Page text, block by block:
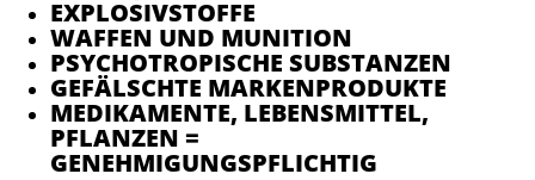
EXPLOSIVSTOFFE
WAFFEN UND MUNITION
PSYCHOTROPISCHE SUBSTANZEN
GEFÄLSCHTE MARKENPRODUKTE
MEDIKAMENTE, LEBENSMITTEL,
PFLANZEN =
GENEHMIGUNGSPFLICHTIG